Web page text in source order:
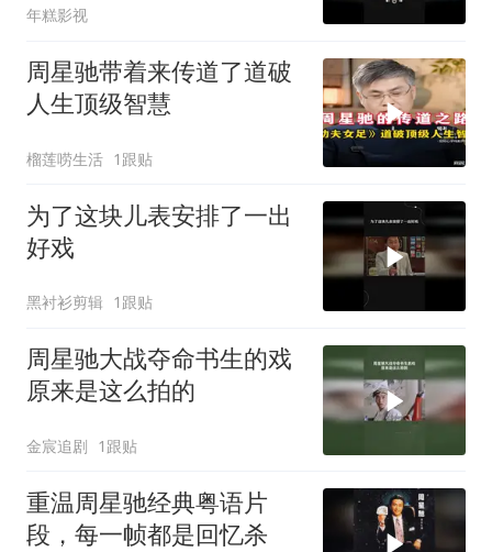
年糕影视
周星驰带着来传道了道破
人生顶级智慧
榴莲唠生活 1跟贴
为了这块儿表安排了一出
好戏
黑衬衫剪辑 1跟贴
周星驰大战夺命书生的戏
原来是这么拍的
金宸追剧 1跟贴
重温周星驰经典粤语片
段，每一帧都是回忆杀